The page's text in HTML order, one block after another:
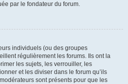
par le fondateur du forum.
individuels (ou des groupes
régulièrement les forums. Ils ont la
les sujets, les verrouiller, les
et les diviser dans le forum qu’ils
sont présents pour que les